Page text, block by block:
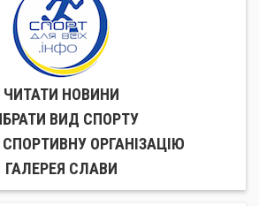
ЧИТАТИ НОВИНИ
ВИД СПОРТУ
СПОРТИВНУ ОРГАНIЗАЦIЮ
ГАЛЕРЕЯ СЛАВИ